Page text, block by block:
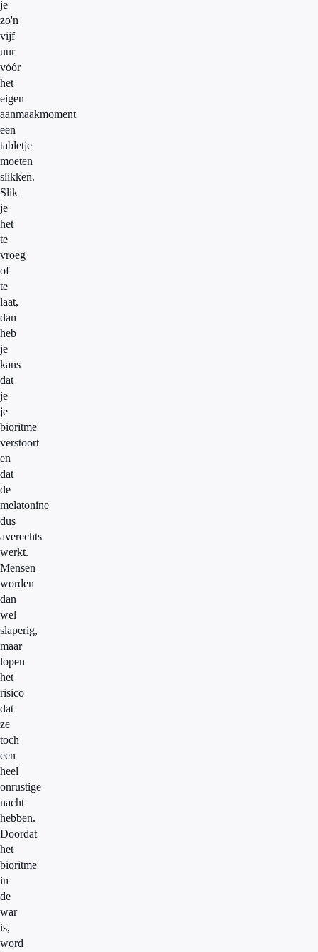
je
zo'n
vijf
uur
vóór
het
eigen
aanmaakmoment
een
tabletje
moeten
slikken.
Slik
je
het
te
vroeg
of
te
laat,
dan
heb
je
kans
dat
je
je
bioritme
verstoort
en
dat
de
melatonine
dus
averechts
werkt.
Mensen
worden
dan
wel
slaperig,
maar
lopen
het
risico
dat
ze
toch
een
heel
onrustige
nacht
hebben.
Doordat
het
bioritme
in
de
war
is,
word